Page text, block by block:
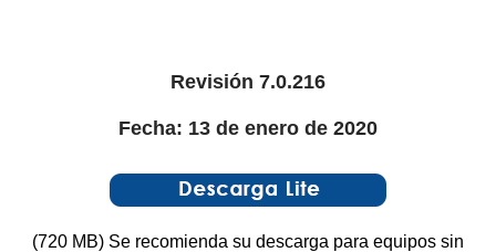
Revisión 7.0.216
Fecha: 13 de enero de 2020
(720 MB) Se recomienda su descarga para equipos sin